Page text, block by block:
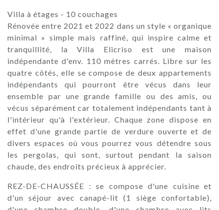
Villa à étages - 10 couchages
Rénovée entre 2021 et 2022 dans un style « organique
minimal » simple mais raffiné, qui inspire calme et
tranquillité, la Villa Elicriso est une maison
indépendante d'env. 110 mètres carrés. Libre sur les
quatre côtés, elle se compose de deux appartements
indépendants qui pourront être vécus dans leur
ensemble par une grande famille ou des amis, ou
vécus séparément car totalement indépendants tant à
l'intérieur qu'à l'extérieur. Chaque zone dispose en
effet d'une grande partie de verdure ouverte et de
divers espaces où vous pourrez vous détendre sous
les pergolas, qui sont, surtout pendant la saison
chaude, des endroits précieux à apprécier.
REZ-DE-CHAUSSÉE : se compose d'une cuisine et
d'un séjour avec canapé-lit (1 siège confortable),